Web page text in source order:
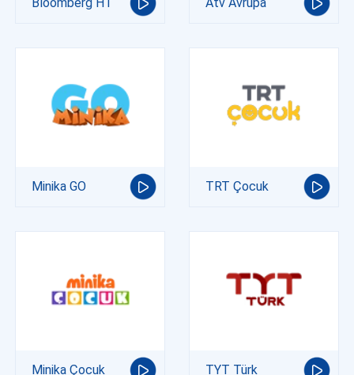
Minika GO TRT Çocuk
Minika Çocuk TYT Türk